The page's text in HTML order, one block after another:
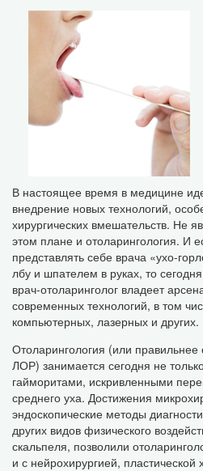
В настоящее время в медицине
внедрение новых технологий,
хирургических вмешательств. Не
этом плане и отоларингология. И
представлять себе врача «ухо-
лбу и шпателем в руках, то
врач-отоларинголог владеет
современных технологий, в том
компьютерных, лазерных и других.
Отоларингология (или правильнее
ЛОР) занимается сегодня не
гайморитами, искривленными
среднего уха. Достижения
эндоскопические методы
других видов физического
скальпеля, позволили
и с нейрохирургией, пластической